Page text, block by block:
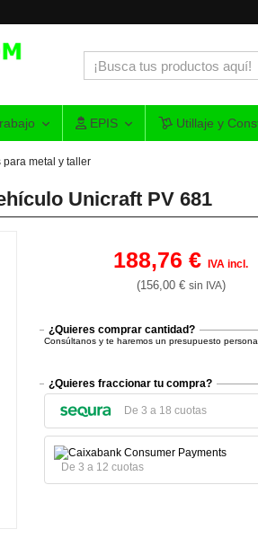
EPIS Utillaje y
para metal y taller
Unicraft PV 681
188,76 €IVA incl.
(156,00 € sin IVA)
¿Quieres comprar cantidad?
Consúltanos y te haremos un presupuesto
¿Quieres fraccionar tu compra?
De 3 a 18 cuotas
De 3 a 12 cuotas